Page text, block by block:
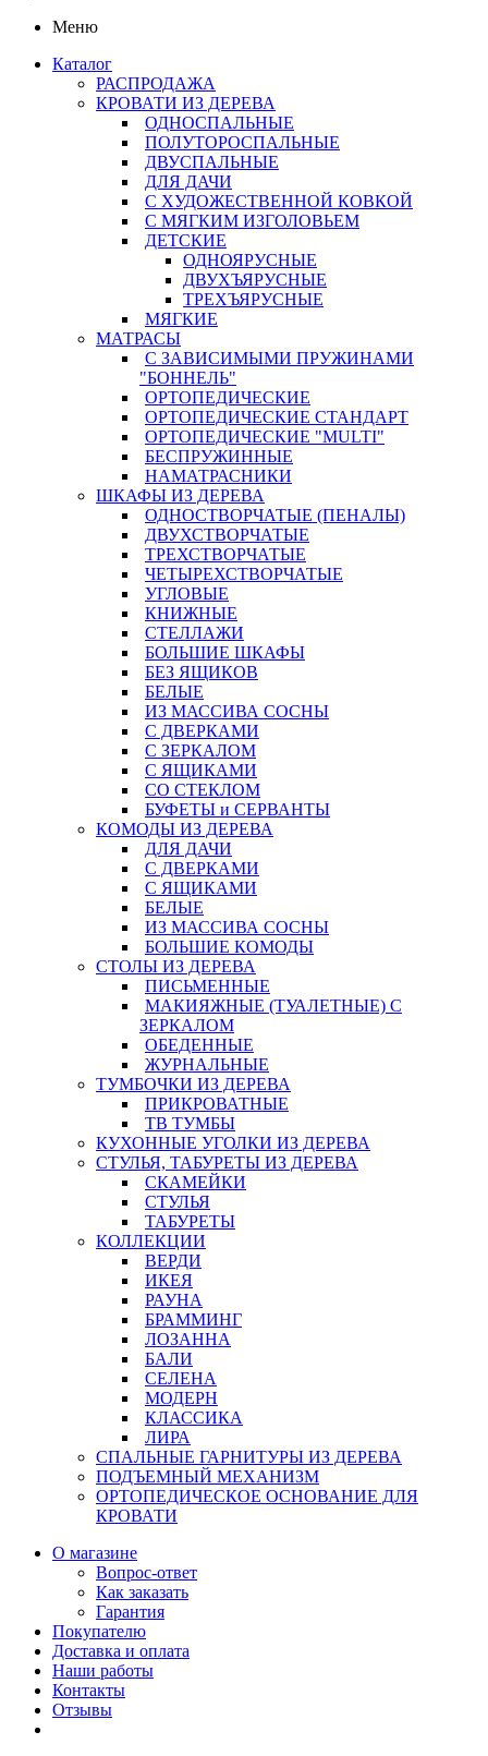
Меню
Каталог
РАСПРОДАЖА
КРОВАТИ ИЗ ДЕРЕВА
ОДНОСПАЛЬНЫЕ
ПОЛУТОРОСПАЛЬНЫЕ
ДВУСПАЛЬНЫЕ
ДЛЯ ДАЧИ
С ХУДОЖЕСТВЕННОЙ КОВКОЙ
С МЯГКИМ ИЗГОЛОВЬЕМ
ДЕТСКИЕ
ОДНОЯРУСНЫЕ
ДВУХЪЯРУСНЫЕ
ТРЕХЪЯРУСНЫЕ
МЯГКИЕ
МАТРАСЫ
С ЗАВИСИМЫМИ ПРУЖИНАМИ
"БОННЕЛЬ"
ОРТОПЕДИЧЕСКИЕ
ОРТОПЕДИЧЕСКИЕ СТАНДАРТ
ОРТОПЕДИЧЕСКИЕ "MULTI"
БЕСПРУЖИННЫЕ
НАМАТРАСНИКИ
ШКАФЫ ИЗ ДЕРЕВА
ОДНОСТВОРЧАТЫЕ (ПЕНАЛЫ)
ДВУХСТВОРЧАТЫЕ
ТРЕХСТВОРЧАТЫЕ
ЧЕТЫРЕХСТВОРЧАТЫЕ
УГЛОВЫЕ
КНИЖНЫЕ
СТЕЛЛАЖИ
БОЛЬШИЕ ШКАФЫ
БЕЗ ЯЩИКОВ
БЕЛЫЕ
ИЗ МАССИВА СОСНЫ
С ДВЕРКАМИ
С ЗЕРКАЛОМ
С ЯЩИКАМИ
СО СТЕКЛОМ
БУФЕТЫ и СЕРВАНТЫ
КОМОДЫ ИЗ ДЕРЕВА
ДЛЯ ДАЧИ
С ДВЕРКАМИ
С ЯЩИКАМИ
БЕЛЫЕ
ИЗ МАССИВА СОСНЫ
БОЛЬШИЕ КОМОДЫ
СТОЛЫ ИЗ ДЕРЕВА
ПИСЬМЕННЫЕ
МАКИЯЖНЫЕ (ТУАЛЕТНЫЕ) С
ЗЕРКАЛОМ
ОБЕДЕННЫЕ
ЖУРНАЛЬНЫЕ
ТУМБОЧКИ ИЗ ДЕРЕВА
ПРИКРОВАТНЫЕ
ТВ ТУМБЫ
КУХОННЫЕ УГОЛКИ ИЗ ДЕРЕВА
СТУЛЬЯ, ТАБУРЕТЫ ИЗ ДЕРЕВА
СКАМЕЙКИ
СТУЛЬЯ
ТАБУРЕТЫ
КОЛЛЕКЦИИ
ВЕРДИ
ИКЕЯ
РАУНА
БРАММИНГ
ЛОЗАННА
БАЛИ
СЕЛЕНА
МОДЕРН
КЛАССИКА
ЛИРА
СПАЛЬНЫЕ ГАРНИТУРЫ ИЗ ДЕРЕВА
ПОДЪЕМНЫЙ МЕХАНИЗМ
ОРТОПЕДИЧЕСКОЕ ОСНОВАНИЕ ДЛЯ
КРОВАТИ
О магазине
Вопрос-ответ
Как заказать
Гарантия
Покупателю
Доставка и оплата
Наши работы
Контакты
Отзывы